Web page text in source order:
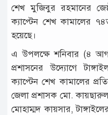
বিনোদন
খেলাধুলা
চাকরি
লাইফ
স্টাইল
অন্যান্য
শেখ মুজিবুর রহমানের
ক্যাপ্টেন শেখ কামালের
হয়েছে।
এ উপলক্ষে শনিবার (৪
প্রশাসনের উদ্যোগে
ক্যাপ্টেন শেখ কামালের
জেলা প্রশাসক মো.
মোহাম্মদ কায়সার,